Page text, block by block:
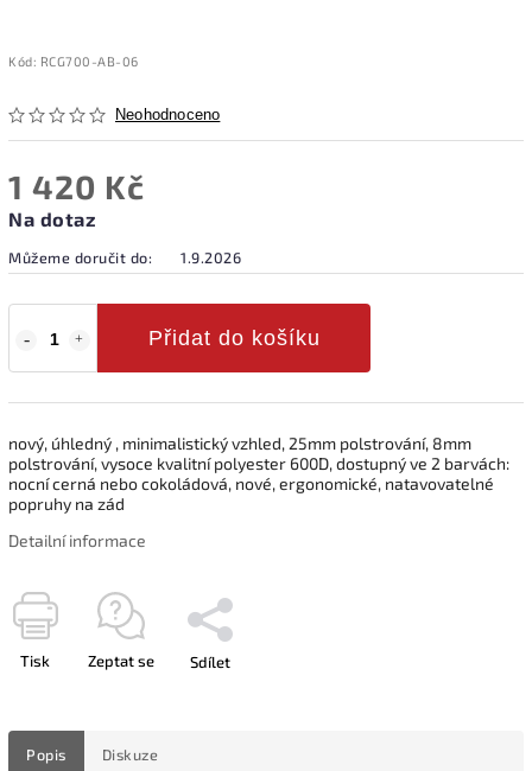
Kód: RCG700-AB-06
Neohodnoceno
1 420 Kč
Na dotaz
Můžeme doručit do: 1.9.2026
Přidat do košíku
nový, úhledný , minimalistický vzhled, 25mm polstrování, 8mm
polstrování, vysoce kvalitní polyester 600D, dostupný ve 2 barvách:
nocní cerná nebo cokoládová, nové, ergonomické, natavovatelné
popruhy na zád
Detailní informace
Tisk Zeptat se Sdílet
Popis Diskuze